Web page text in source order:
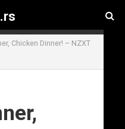
Chicken Dinner! – NZXT